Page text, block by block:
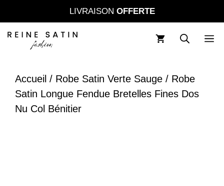
au
contenu
LIVRAISON OFFERTE
Accueil / Robe Satin Verte Sauge / Robe
Satin Longue Fendue Bretelles Fines Dos
Nu Col Bénitier